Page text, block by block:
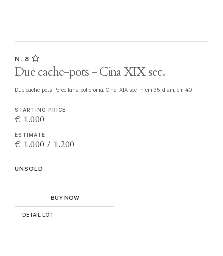
N. 8
Due cache-pots - Cina XIX sec.
Due cache-pots Porcellana policroma. Cina, XIX sec., h cm 35, diam. cm 40
STARTING PRICE
€ 1.000
ESTIMATE
€ 1.000 / 1.200
UNSOLD
BUY NOW
DETAIL LOT